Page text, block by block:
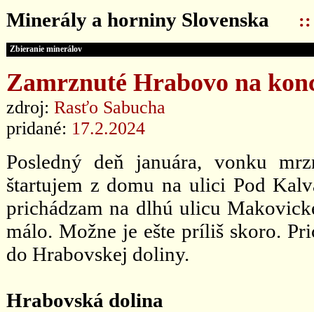
Minerály a horniny Slovenska ::
Zbieranie minerálov
Zamrznuté Hrabovo na
zdroj: Rasťo Sabucha
pridané: 17.2.2024
Posledný deň januára, vonku
štartujem z domu na ulici Pod
prichádzam na dlhú ulicu
málo. Možne je ešte príliš skoro.
do Hrabovskej doliny.
Hrabovská dolina